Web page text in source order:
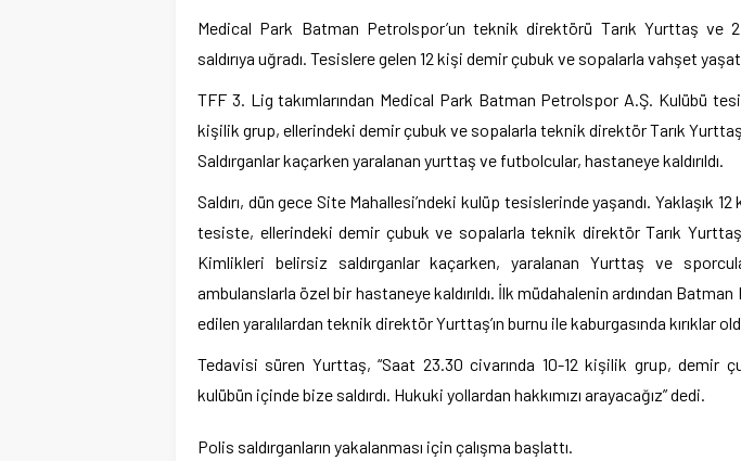
Medical Park Batman Petrolspor’un teknik direktörü Tarık Yurttaş ve 2
saldırıya uğradı. Tesislere gelen 12 kişi demir çubuk ve sopalarla vahşet
TFF 3. Lig takımlarından Medical Park Batman Petrolspor A.Ş. Kulübü
kişilik grup, ellerindeki demir çubuk ve sopalarla teknik direktör Tarık Yurttaş
Saldırganlar kaçarken yaralanan yurttaş ve futbolcular, hastaneye kaldırıldı.
Saldırı, dün gece Site Mahallesi’ndeki kulüp tesislerinde yaşandı. Yaklaşık 12
tesiste, ellerindeki demir çubuk ve sopalarla teknik direktör Tarık Yurttaş
Kimlikleri belirsiz saldırganlar kaçarken, yaralanan Yurttaş ve
ambulanslarla özel bir hastaneye kaldırıldı. İlk müdahalenin ardından
edilen yaralılardan teknik direktör Yurttaş’ın burnu ile kaburgasında kırıklar
Tedavisi süren Yurttaş, “Saat 23.30 civarında 10-12 kişilik grup, demir
kulübün içinde bize saldırdı. Hukuki yollardan hakkımızı arayacağız” dedi.
Polis saldırganların yakalanması için çalışma başlattı.